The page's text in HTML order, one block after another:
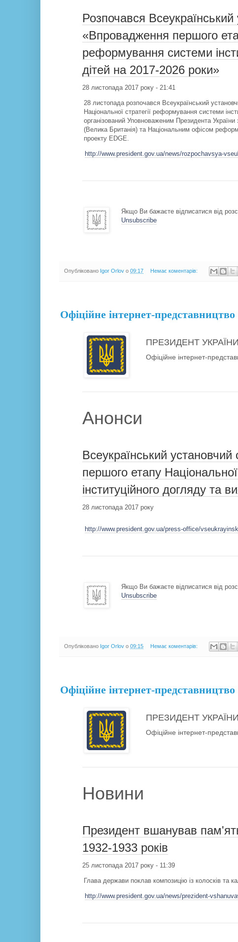
Розпочався
«Впровадження першого
реформування системи
дітей на 2017-2026 роки»
28 листопада 2017 року - 21:41
28 листопада розпочався Всеукраїнський
Національної стратегії реформування системи
організований Уповноваженим Президента
(Велика Британія) та Національним офісом
проекту EDGE.
http://www.president.gov.ua/news/rozpochavsya-
Якщо Ви бажаєте відписатися від
Unsubscribe
Опубліковано Igor Orlov о 09:17 Немає коментарів:
Офіційне інтернет-
ПРЕЗИДЕНТ УКРАЇНИ
Офіційне інтернет-
Анонси
Всеукраїнський
першого етапу
інституційного догляду та
28 листопада 2017 року
http://www.president.gov.ua/press-office/
Якщо Ви бажаєте відписатися від
Unsubscribe
Опубліковано Igor Orlov о 09:15 Немає коментарів:
Офіційне інтернет-
ПРЕЗИДЕНТ УКРАЇНИ
Офіційне інтернет-
Новини
Президент вшанував
1932-1933 років
25 листопада 2017 року - 11:39
Глава держави поклав композицію із колосків та
http://www.president.gov.ua/news/prezident-